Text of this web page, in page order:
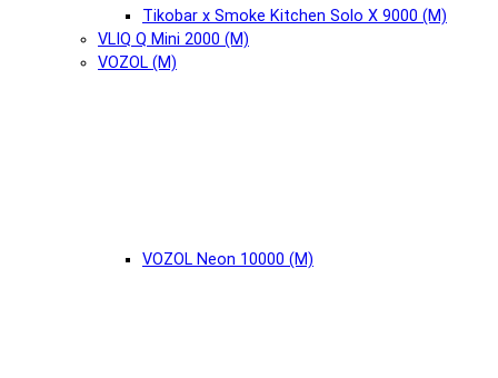
Tikobar x Smoke Kitchen Solo X 9000 (М)
VLIQ Q Mini 2000 (М)
VOZOL (М)
VOZOL Neon 10000 (М)